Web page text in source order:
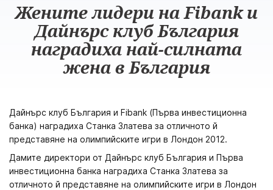
Жените лидери на Fibank и
Дайнърс клуб България
наградиха най-силната
жена в България
Дайнърс клуб България и Fibank (Първа инвестиционна
банка) наградиха Станка Златева за отличното й
представяне на олимпийските игри в Лондон 2012.
Дамите директори от Дайнърс клуб България и Първа
инвестиционна банка наградиха Станка Златева за
отличното й представяне на олимпийските игри в Лондон